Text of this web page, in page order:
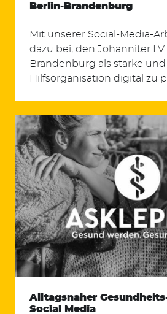
Berlin-Brandenburg
Mit unserer Social-Media-
dazu bei, den Johanniter
Brandenburg als starke
Hilfsorganisation digital zu
Alltagsnaher
Social Media